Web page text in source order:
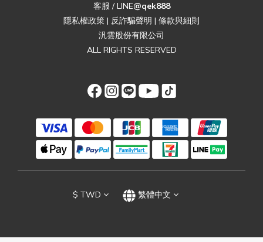
客服 / LINE@qek888
隱私權政策 | 反詐騙聲明 | 條款與細則
汎雲股份有限公司
ALL RIGHTS RESERVED
$ TWD 繁體中文